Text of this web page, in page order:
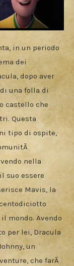
in un periodo
dei
dopo aver
di una folla di
castello che
Questa
tipo di ospite,
nella
suo essere
Mavis, la
mondo. Avendo
per lei, Dracula
un
che farÃ